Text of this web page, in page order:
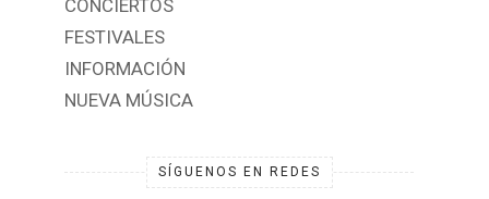
CONCIERTOS
FESTIVALES
INFORMACIÓN
NUEVA MÚSICA
SÍGUENOS EN REDES